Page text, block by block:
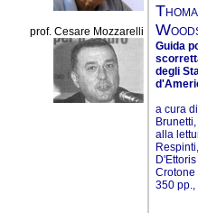
prof. Cesare Mozzarelli
T
W
Guida
degli
a cura
alla
Respinti,
Crotone
350 pp.,